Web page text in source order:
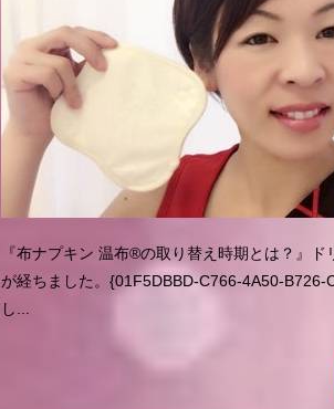
『布ナプキン 温布®︎の取り替え時期とは？』
が経ちました。{01F5DBBD-C766-4A50-
し...